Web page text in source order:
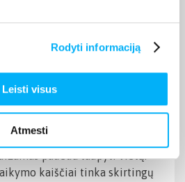
Rodyti informaciją
Leisti visus
Atmesti
laikiklis, skirtas
treniruočių erdvėms,
vietos išnaudojimas.
padeda taupyti vietą.
kaiščiai tinka skirtingų